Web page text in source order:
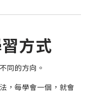
方式
同的方向。
，每學會一個，就會